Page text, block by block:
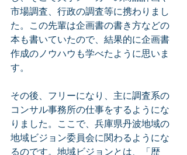
市場調査、行政の調査等に携わりまし
た。この先輩は企画書の書き方などの
本も書いていたので、結果的に企画書
作成のノウハウも学べたように思いま
す。
その後、フリーになり、主に調査系の
コンサル事務所の仕事をするようにな
りました。ここで、兵庫県丹波地域の
地域ビジョン委員会に関わるようにな
るのです。地域ビジョンとは、「歴